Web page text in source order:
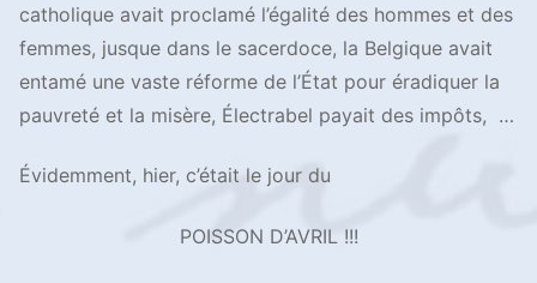
catholique avait proclamé l’égalité des hommes et des
femmes, jusque dans le sacerdoce, la Belgique avait
entamé une vaste réforme de l’État pour éradiquer la
pauvreté et la misère, Électrabel payait des impôts, …
Évidemment, hier, c’était le jour du
POISSON D’AVRIL !!!